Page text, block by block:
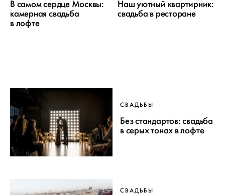
В самом сердце Москвы:
камерная свадьба
в лофте
Наш уютный квартирник:
свадьба в ресторане
СВАДЬБЫ
Без стандартов: свадьба
в серых тонах в лофте
СВАДЬБЫ